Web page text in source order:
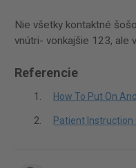
Nie všetky kontaktné
vnútri- vonkajšie 123, ale
Referencie
How To Put On
Patient Instruction